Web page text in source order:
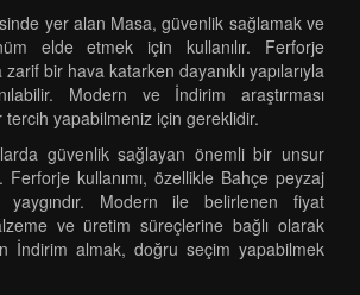
yer alan Masa, güvenlik sağlamak ve
elde etmek için kullanılır. Ferforje
bir hava katarken dayanıklı yapılarıyla
Modern ve İndirim araştırması
yapabilmeniz için gereklidir.
güvenlik sağlayan önemli bir unsur
kullanımı, özellikle Bahçe peyzaj
yaygındır. Modern ile belirlenen fiyat
ve üretim süreçlerine bağlı olarak
İndirim almak, doğru seçim yapabilmek